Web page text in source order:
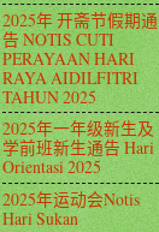
2025年 开斋节假期通
告 NOTIS CUTI
PERAYAAN HARI
RAYA AIDILFITRI
TAHUN 2025
2025年一年级新生及
学前班新生通告 Hari
Orientasi 2025
2025年运动会Notis
Hari Sukan